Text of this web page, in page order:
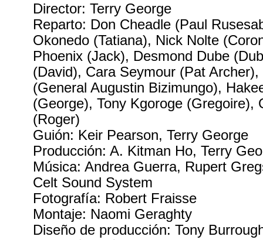
Director: Terry George
Reparto: Don Cheadle (Paul
Okonedo (Tatiana), Nick Nolte
Phoenix (Jack), Desmond Dube
(David), Cara Seymour (Pat
(General Augustin Bizimungo),
(George), Tony Kgoroge (Gregoire),
(Roger)
Guión: Keir Pearson, Terry George
Producción: A. Kitman Ho, Terry
Música: Andrea Guerra, Rupert
Celt Sound System
Fotografía: Robert Fraisse
Montaje: Naomi Geraghty
Diseño de producción: Tony